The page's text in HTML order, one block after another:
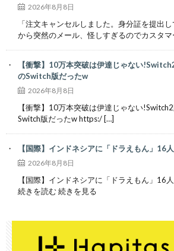
2026年8月8日
「注文キャンセルしました。身分証を提出
から突然のメール、怪しすぎるのでカスタ
【衝撃】10万本突破は伊達じゃない
のSwitch版だったw
2026年8月8日
【衝撃】10万本突破は伊達じゃない
Switch版だったw https:/ […]
【国際】インドネシアに「ドラえもん」
2026年8月8日
【国際】インドネシアに「ドラえもん」
続きを読む 続きを見る